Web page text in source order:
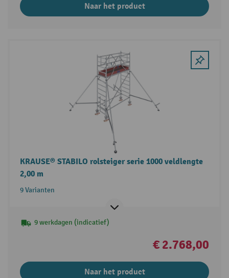
Naar het product
KRAUSE® STABILO rolsteiger serie 1000 veldlengte
2,00 m
9 Varianten
9 werkdagen (indicatief)
€ 2.768,00
Naar het product